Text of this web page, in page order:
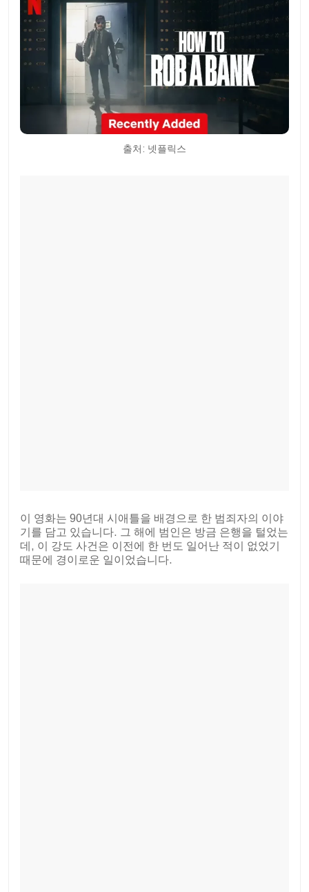
출처: 넷플릭스
이 영화는 90년대 시애틀을 배경으로 한 범죄자의 이야
기를 담고 있습니다. 그 해에 범인은 방금 은행을 털었는
데, 이 강도 사건은 이전에 한 번도 일어난 적이 없었기
때문에 경이로운 일이었습니다.